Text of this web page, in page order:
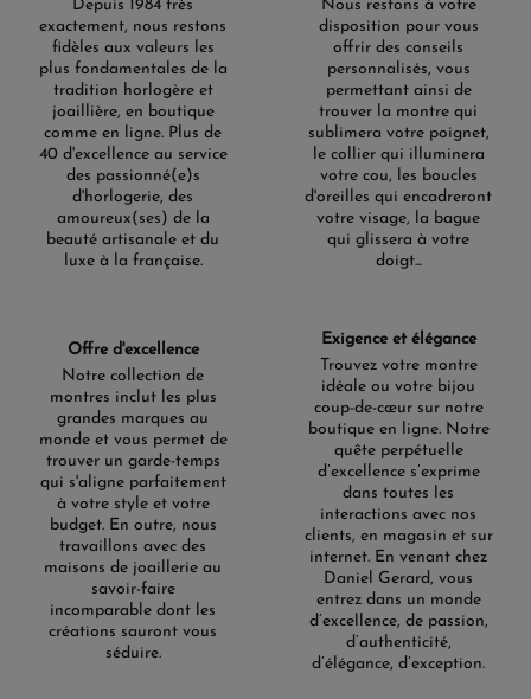
Depuis 1984 très
exactement, nous restons
fidèles aux valeurs les
plus fondamentales de la
tradition horlogère et
joaillière, en boutique
comme en ligne. Plus de
40 d'excellence au service
des passionné(e)s
d'horlogerie, des
amoureux(ses) de la
beauté artisanale et du
luxe à la française.
Nous restons à votre
disposition pour vous
offrir des conseils
personnalisés, vous
permettant ainsi de
trouver la montre qui
sublimera votre poignet,
le collier qui illuminera
votre cou, les boucles
d'oreilles qui encadreront
votre visage, la bague
qui glissera à votre
doigt...
Offre d'excellence
Notre collection de
montres inclut les plus
grandes marques au
monde et vous permet de
trouver un garde-temps
qui s'aligne parfaitement
à votre style et votre
budget. En outre, nous
travaillons avec des
maisons de joaillerie au
savoir-faire
incomparable dont les
créations sauront vous
séduire.
Exigence et élégance
Trouvez votre montre
idéale ou votre bijou
coup-de-cœur sur notre
boutique en ligne. Notre
quête perpétuelle
d’excellence s’exprime
dans toutes les
interactions avec nos
clients, en magasin et sur
internet. En venant chez
Daniel Gerard, vous
entrez dans un monde
d’excellence, de passion,
d’authenticité,
d’élégance, d’exception.